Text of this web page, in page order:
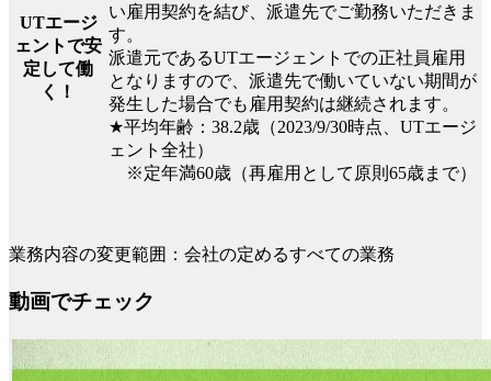
UTエージ
ェントで安
定して働
く！
い雇用契約を結び、派遣先でご勤務いただきま
す。
派遣元であるUTエージェントでの正社員雇用
となりますので、派遣先で働いていない期間が
発生した場合でも雇用契約は継続されます。
★平均年齢：38.2歳（2023/9/30時点、UTエージ
ェント全社）
※定年満60歳（再雇用として原則65歳まで）
業務内容の変更範囲：会社の定めるすべての業務
動画でチェック